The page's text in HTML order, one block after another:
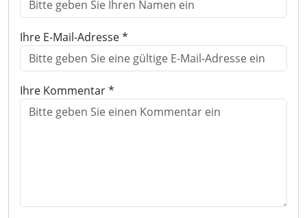
Ihre E-Mail-Adresse *
Ihre Kommentar *